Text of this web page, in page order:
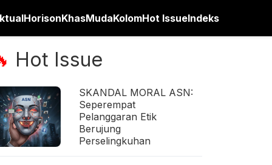
HorisonKhasMudaKolomHot IssueIndeks
Hot Issue
SKANDAL MORAL ASN:
Seperempat
Pelanggaran Etik
Berujung
Perselingkuhan